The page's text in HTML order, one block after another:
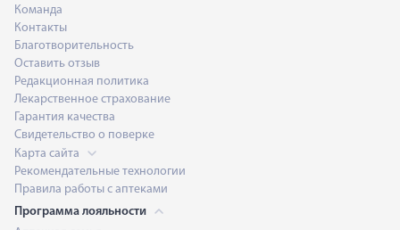
Команда
Контакты
Благотворительность
Оставить отзыв
Редакционная политика
Лекарственное страхование
Гарантия качества
Свидетельство о поверке
Карта сайта
Рекомендательные технологии
Правила работы с аптеками
Программа лояльности